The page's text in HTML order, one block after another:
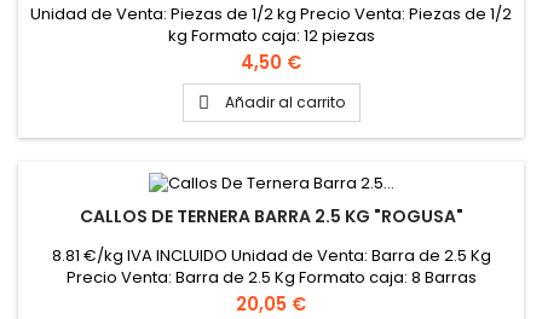
Unidad de Venta: Piezas de 1/2 kg Precio Venta: Piezas de 1/2
kg Formato caja: 12 piezas
Precio
4,50 €
 Añadir al carrito
CALLOS DE TERNERA BARRA 2.5 KG "ROGUSA"
8.81 €/kg IVA INCLUIDO Unidad de Venta: Barra de 2.5 Kg
Precio Venta: Barra de 2.5 Kg Formato caja: 8 Barras
Precio
20,05 €